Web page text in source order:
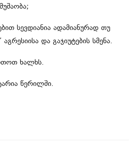
სევდიანია ადამიანურად თუ
და გაჯიუტების სმენა.
ხალხს.
წერილში.